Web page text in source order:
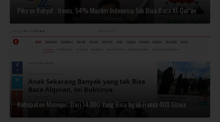
Pikiran Rakyat : Ironis, 54% Muslim Indonesia Tak Bisa Baca Al-Qur'an
Kabupaten Mamuju : Dari 14.000 Yang Bisa Ngaji Hanya 400 Siswa